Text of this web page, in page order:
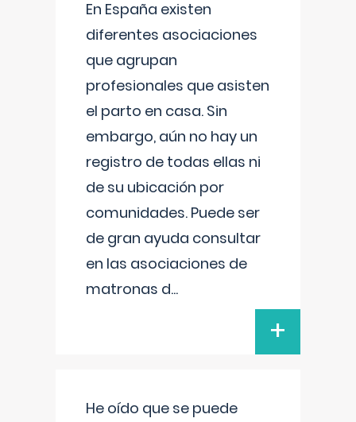
En España existen
diferentes asociaciones
que agrupan
profesionales que asisten
el parto en casa. Sin
embargo, aún no hay un
registro de todas ellas ni
de su ubicación por
comunidades. Puede ser
de gran ayuda consultar
en las asociaciones de
matronas d...
+
He oído que se puede